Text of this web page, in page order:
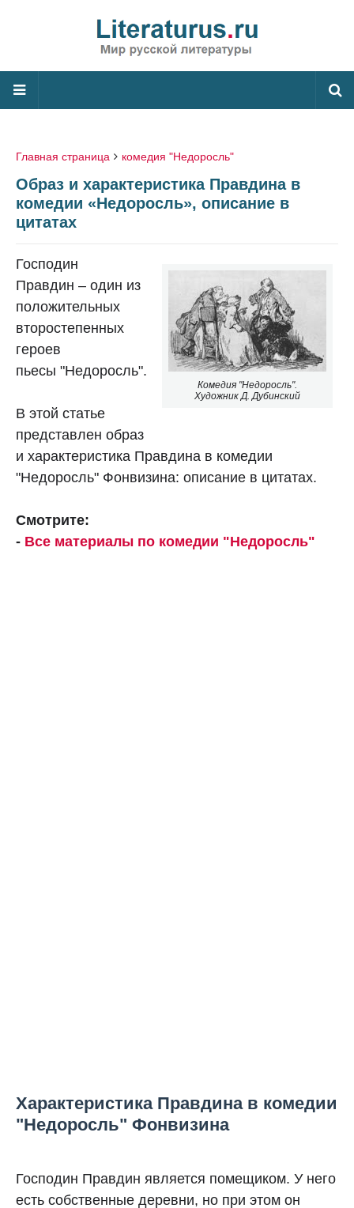
Главная страница комедия "Недоросль"
Образ и характеристика Правдина в
комедии «Недоросль», описание в
цитатах
Комедия "Недоросль".
Художник Д. Дубинский
Господин
Правдин – один из
положительных
второстепенных
героев
пьесы "Недоросль".
В этой статье
представлен образ
и характеристика Правдина в комедии
"Недоросль" Фонвизина: описание в цитатах.
Смотрите:
- Все материалы по комедии "Недоросль"
Характеристика Правдина в комедии
"Недоросль" Фонвизина
Господин Правдин является помещиком. У него
есть собственные деревни, но при этом он